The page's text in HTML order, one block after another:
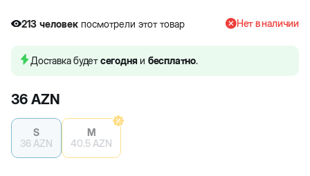
213 человек посмотрели этот товар
213 человек посмотрели этот товар
Нет в наличии
Доставка будетсегодня и бесплатно.
36 AZN
S
36 AZN
M
40.5 AZN